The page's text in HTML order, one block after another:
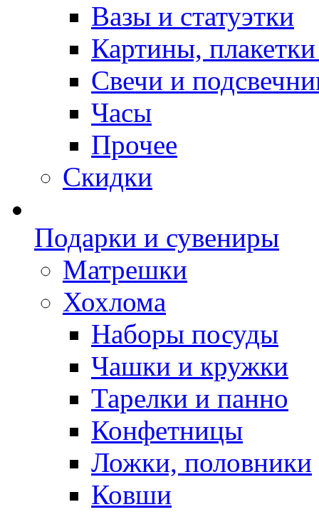
Вазы и статуэтки
Картины,
Свечи и
Часы
Прочее
Скидки
Подарки и сувениры
Матрешки
Хохлома
Наборы посуды
Чашки и кружки
Тарелки и панно
Конфетницы
Ложки, половники
Ковши